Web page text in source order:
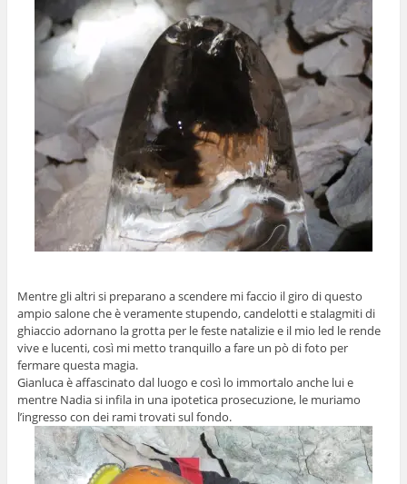
Mentre gli altri si preparano a scendere mi faccio il giro di questo
ampio salone che è veramente stupendo, candelotti e stalagmiti di
ghiaccio adornano la grotta per le feste natalizie e il mio led le rende
vive e lucenti, così mi metto tranquillo a fare un pò di foto per
fermare questa magia.
Gianluca è affascinato dal luogo e così lo immortalo anche lui e
mentre Nadia si infila in una ipotetica prosecuzione, le muriamo
l’ingresso con dei rami trovati sul fondo.